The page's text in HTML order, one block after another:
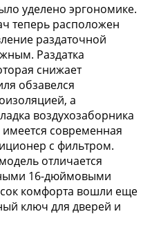
уделено эргономике.
теперь расположен
раздаточной
Раздатка
снижает
обзавелся
а
воздухозаборника
современная
с фильтром.
отличается
16-дюймовыми
комфорта вошли еще
ключ для дверей и